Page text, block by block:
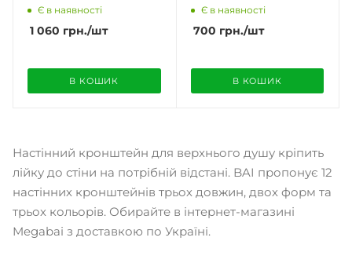
квадратний матовий
Є в наявності
1 060 грн./шт
В КОШИК
матовий нікель
Є в наявності
700 грн./шт
В КОШИК
Настінний кронштейн для верхнього душу кріпить
лійку до стіни на потрібній відстані. BAI пропонує 12
настінних кронштейнів трьох довжин, двох форм та
трьох кольорів. Обирайте в інтернет-магазині
Megabai з доставкою по Україні.